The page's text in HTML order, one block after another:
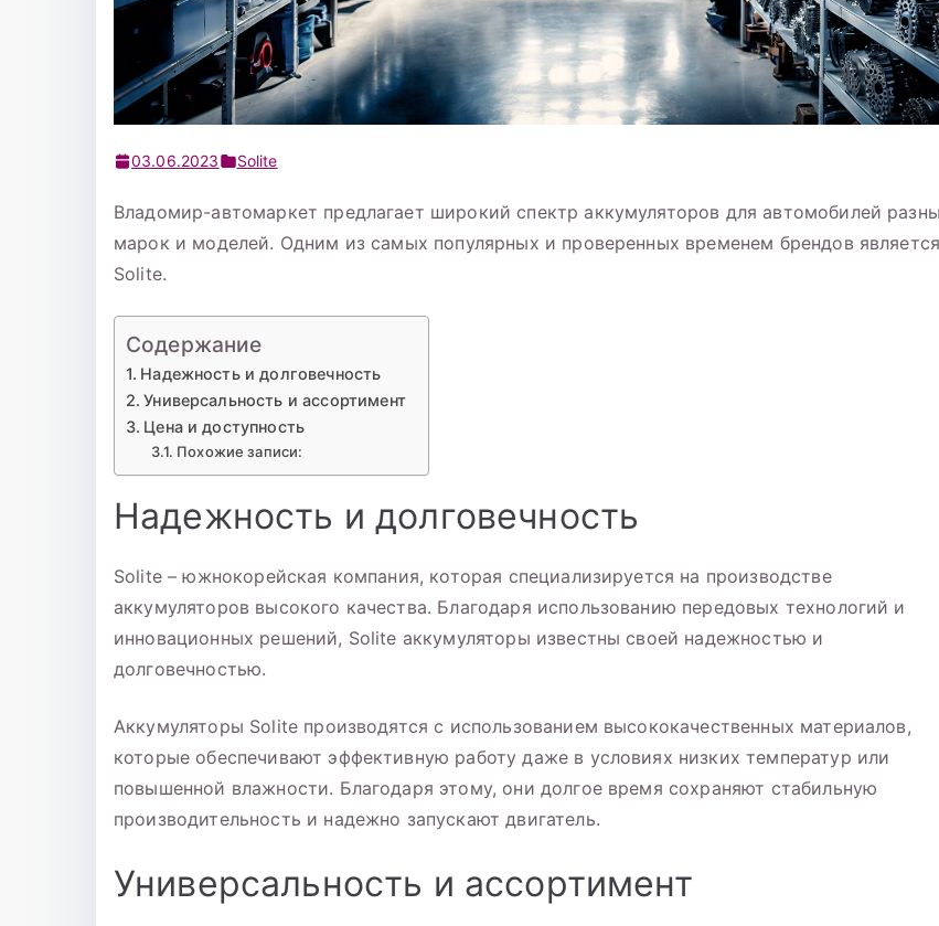
03.06.2023 Solite
Владомир-автомаркет предлагает широкий спектр аккумуляторов для автомобилей
марок и моделей. Одним из самых популярных и проверенных временем брендов является
Solite.
Содержание
Надежность и долговечность
Универсальность и ассортимент
Цена и доступность
Похожие записи:
Надежность и долговечность
Solite – южнокорейская компания, которая специализируется на производстве
аккумуляторов высокого качества. Благодаря использованию передовых технологий и
инновационных решений, Solite аккумуляторы известны своей надежностью и
долговечностью.
Аккумуляторы Solite производятся с использованием высококачественных материалов,
которые обеспечивают эффективную работу даже в условиях низких температур или
повышенной влажности. Благодаря этому, они долгое время сохраняют стабильную
производительность и надежно запускают двигатель.
Универсальность и ассортимент